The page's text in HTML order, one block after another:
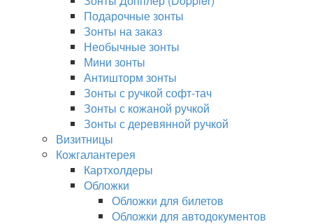
Подарочные зонты
Зонты на заказ
Необычные зонты
Мини зонты
Антишторм зонты
Зонты с ручкой софт-тач
Зонты с кожаной ручкой
Зонты с деревянной ручкой
Визитницы
Кожгалантерея
Картхолдеры
Обложки
Обложки для билетов
Обложки для автодокументов